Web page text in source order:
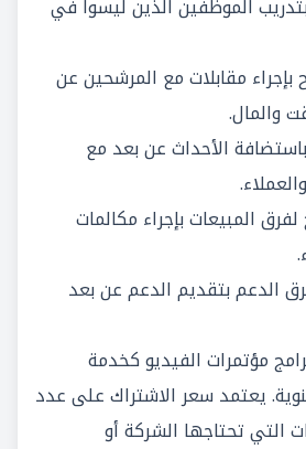
الموظفين الذين ليسوا في
مقابلات مع المرشحين عن
والمال.
الأحداث عن بعد مع
والعملاء.
المبيعات بإجراء مكالمات
الدعم بتقديم الدعم عن بعد
مؤتمرات الفيديو كخدمة
يعتمد سعر الاشتراك على عدد
التي تحتاجها الشركة أو